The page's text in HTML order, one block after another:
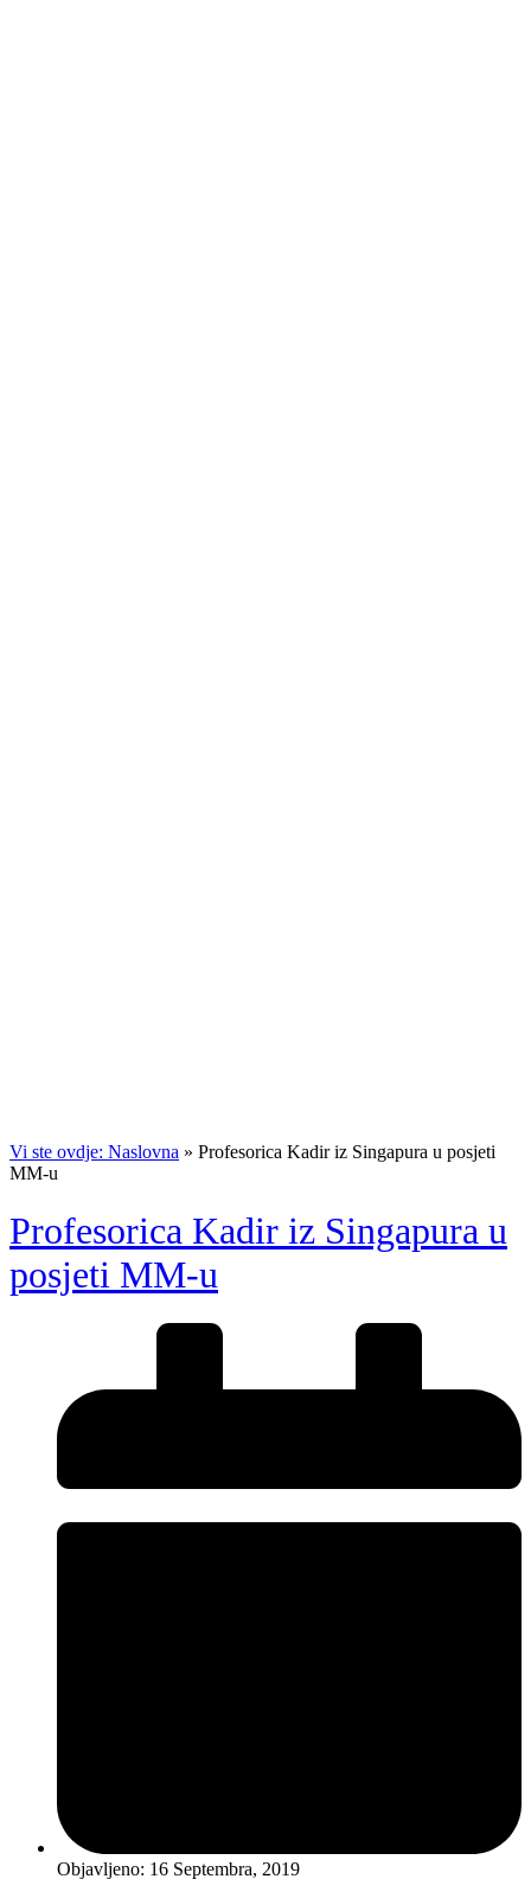
Vi ste ovdje: Naslovna » Profesorica Kadir iz Singapura u posjeti
MM-u
Profesorica Kadir iz Singapura u
posjeti MM-u
Objavljeno: 16 Septembra, 2019